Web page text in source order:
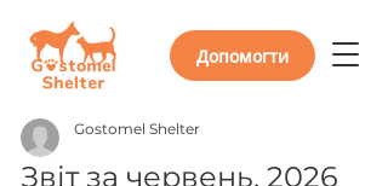
Допомогти
Звіт за червень, 2026
Gostomel Shelter